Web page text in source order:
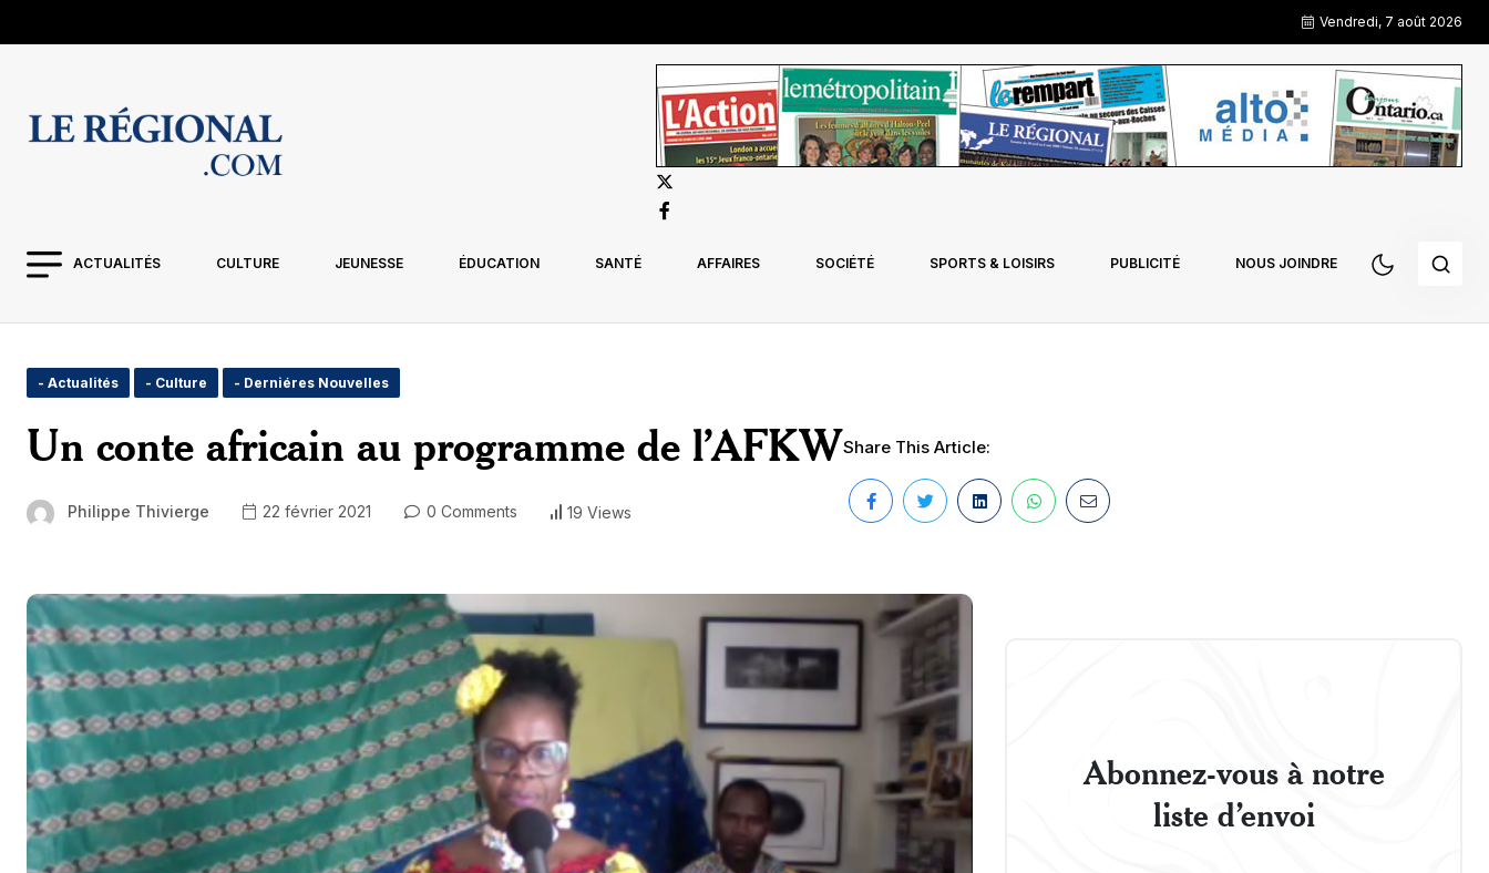
Vendredi, 7 août 2026
ACTUALITÉS CULTURE JEUNESSE ÉDUCATION SANTÉ AFFAIRES SOCIÉTÉ SPORTS & LOISIRS PUBLICITÉ NOUS JOINDRE
- Actualités - Culture - Derniéres Nouvelles
Un conte africain au programme de l’AFKW
Philippe Thivierge 22 février 2021 0 Comments 19 Views
Share This Article:
Abonnez-vous à notre
liste d’envoi